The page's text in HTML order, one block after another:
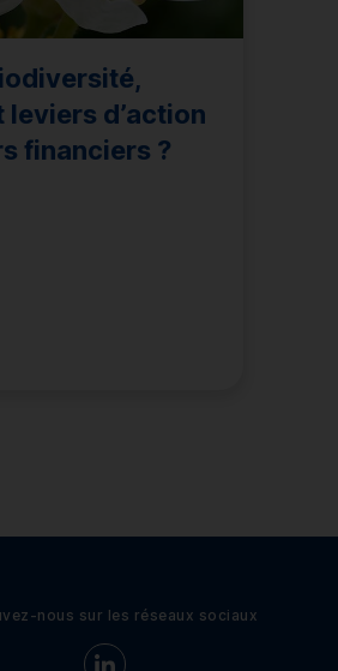
,
d’action
financiers ?
nous sur les réseaux sociaux
Retrouvez-nous sur LinkedIn